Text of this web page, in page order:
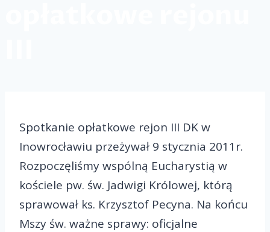
Spotkanie opłatkowe rejon III DK w
Inowrocławiu przeżywał 9 stycznia 2011r.
Rozpoczęliśmy wspólną Eucharystią w
kościele pw. św. Jadwigi Królowej, którą
sprawował ks. Krzysztof Pecyna. Na końcu
Mszy św. ważne sprawy: oficjalne